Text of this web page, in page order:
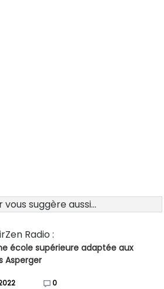
suggère aussi...
Radio :
école supérieure adaptée aux
Asperger
0